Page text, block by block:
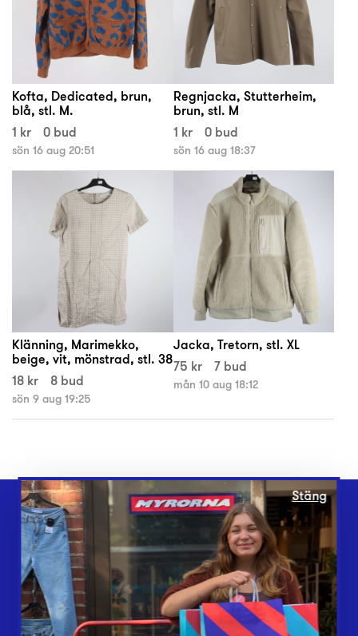
Kofta, Dedicated, brun,
blå, stl. M.
1 kr
0 bud
sön 16 aug 20:51
Regnjacka, Stutterheim,
brun, stl. M
1 kr
0 bud
sön 16 aug 18:37
Klänning, Marimekko,
beige, vit, mönstrad, stl. 38
18 kr
8 bud
sön 9 aug 19:25
Jacka, Tretorn, stl. XL
75 kr
7 bud
mån 10 aug 18:12
Webbshop
Butiker
Lämna in
Vårt överskott
Stäng